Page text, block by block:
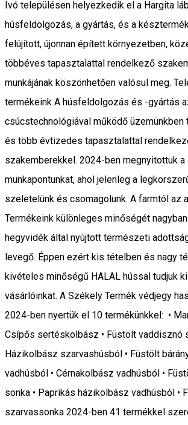
Ivó településen helyezkedik el a Hargita
húsfeldolgozás, a gyártás, és a
felújított, újonnan épített környezetben,
többéves tapasztalattal rendelkező
munkájának köszönhetően valósul meg.
termékeink A húsfeldolgozás és -gyártás
csúcstechnológiával működő üzemünkben
és több évtizedes tapasztalattal
szakemberekkel. 2024-ben megnyitottuk
munkapontunkat, ahol jelenleg a
szeletelünk és csomagolunk. A farmtól az
Termékeink különleges minőségét
hegyvidék által nyújtott természeti
levegő. Éppen ezért kis tételben és nagy
kivételes minőségű HALAL hússal tudjuk
vásárlóinkat. A Székely Termék védjegy
2024-ben nyertük el 10 termékünkkel: •
Csípős sertéskolbász • Füstölt vaddisznó
Házikolbász szarvashúsból • Füstölt
vadhúsból • Cérnakolbász vadhúsból •
sonka • Paprikás házikolbász vadhúsból •
szarvassonka 2024-ben 41 termékkel